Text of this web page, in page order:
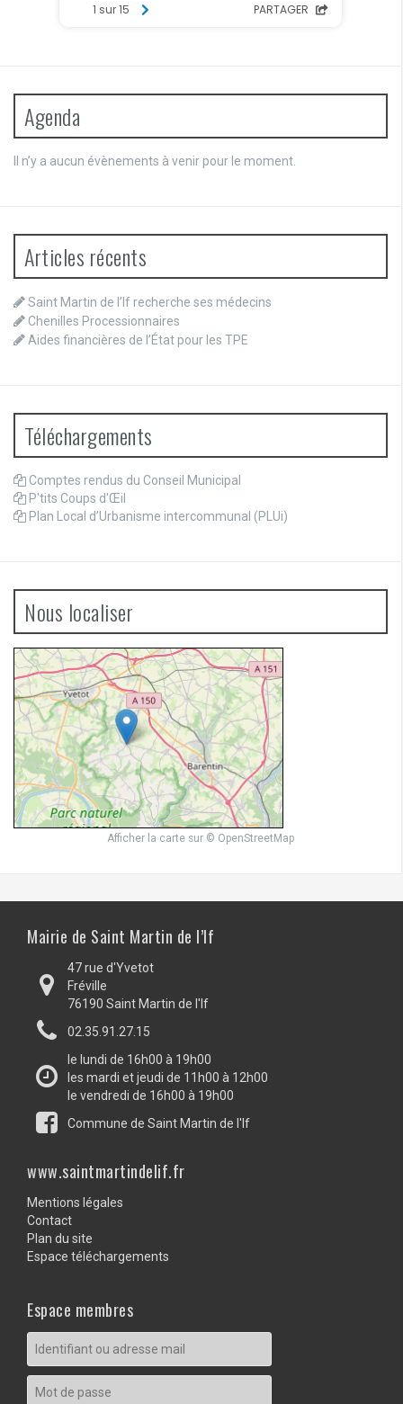
Agenda
Il n’y a aucun évènements à venir pour le moment.
Articles récents
Saint Martin de l’If recherche ses médecins
Chenilles Processionnaires
Aides financières de l’État pour les TPE
Téléchargements
Comptes rendus du Conseil Municipal
P'tits Coups d'Œil
Plan Local d’Urbanisme intercommunal (PLUi)
Nous localiser
Afficher la carte sur © OpenStreetMap
Mairie de Saint Martin de l’If
47 rue d'Yvetot
Fréville
76190 Saint Martin de l'If
02.35.91.27.15
le lundi de 16h00 à 19h00
les mardi et jeudi de 11h00 à 12h00
le vendredi de 16h00 à 19h00
Commune de Saint Martin de l'If
www.saintmartindelif.fr
Mentions légales
Contact
Plan du site
Espace téléchargements
Espace membres